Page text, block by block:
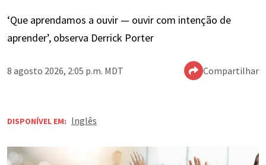
‘Que aprendamos a ouvir — ouvir com intenção de
aprender’, observa Derrick Porter
8 agosto 2026, 2:05 p.m. MDT Compartilhar
DISPONÍVEL EM: Inglês